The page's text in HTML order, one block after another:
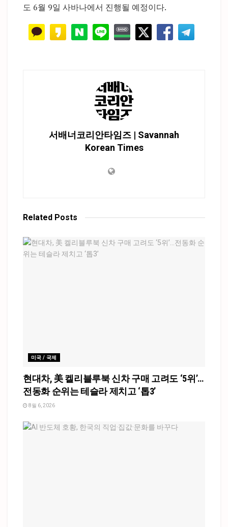
도 6월 9일 사바나에서 진행될 예정이다.
서배너코리안타임즈 | Savannah
Korean Times
Related Posts
미국 / 국제
현대차, 美 켈리블루북 신차 구매 고려도 ‘5위’…
전동화 순위는 테슬라 제치고 ‘톱3’
8월 6, 2026